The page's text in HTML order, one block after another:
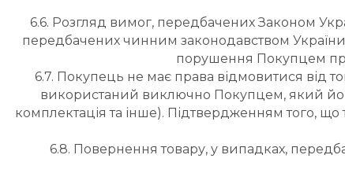
6.6. Розгляд вимог, передбачених Законом
передбачених чинним законодавством
порушення Покупцем
6.7. Покупець не має права відмовитися від
використаний виключно Покупцем, який
комплектація та інше). Підтвердженням того, що
6.8. Повернення товару, у випадках,